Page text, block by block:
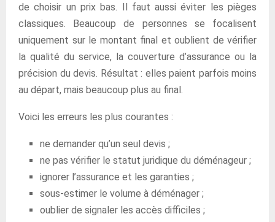
de choisir un prix bas. Il faut aussi éviter les pièges
classiques. Beaucoup de personnes se focalisent
uniquement sur le montant final et oublient de vérifier
la qualité du service, la couverture d’assurance ou la
précision du devis. Résultat : elles paient parfois moins
au départ, mais beaucoup plus au final.
Voici les erreurs les plus courantes :
ne demander qu’un seul devis ;
ne pas vérifier le statut juridique du déménageur ;
ignorer l’assurance et les garanties ;
sous-estimer le volume à déménager ;
oublier de signaler les accès difficiles ;